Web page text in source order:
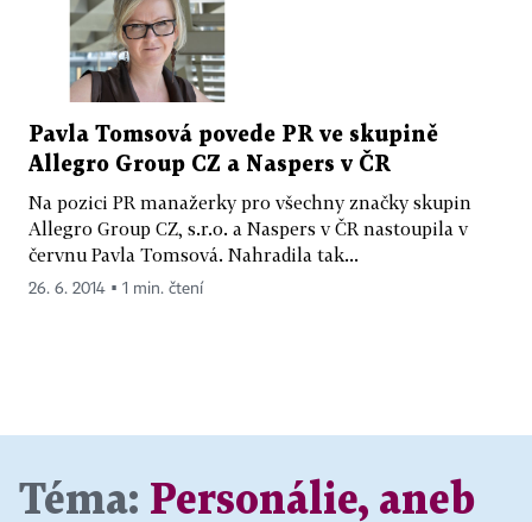
Pavla Tomsová povede PR ve skupině
Allegro Group CZ a Naspers v ČR
Na pozici PR manažerky pro všechny značky skupin
Allegro Group CZ, s.r.o. a Naspers v ČR nastoupila v
červnu Pavla Tomsová. Nahradila tak...
26. 6. 2014 ▪ 1 min. čtení
Téma: Personálie, aneb